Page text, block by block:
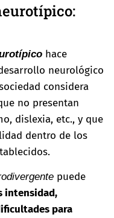
hace
neurológico
considera
no presentan
dislexia, etc., y que
dentro de los
puede
intensidad,
para